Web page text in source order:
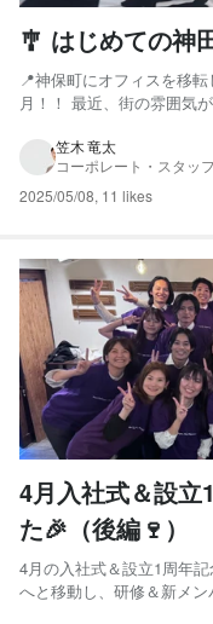
🎐 はじめての神
📍神保町にオフィスを移
月！！ 最近、街の雰囲気がいつもと違うなと感じていたら、どうやら
は、東京都千代田区の神
と並ぶ 江戸三大祭 のひと
笠木 竜太
コーポレート・スタッフ
2025/05/08, 11 likes
4月入社式＆設立
た🎉（後編🍷）
4月の入社式＆設立1周年
へと移動し、研修＆新メンバ